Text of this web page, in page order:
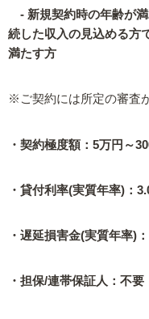
- 新規契約時の年齢が
続した収入の見込める方
満たす方
※ご契約には所定の審査
・契約極度額：5万円～
・貸付利率(実質年率)：
・遅延損害金(実質年率)
・担保/連帯保証人：不要